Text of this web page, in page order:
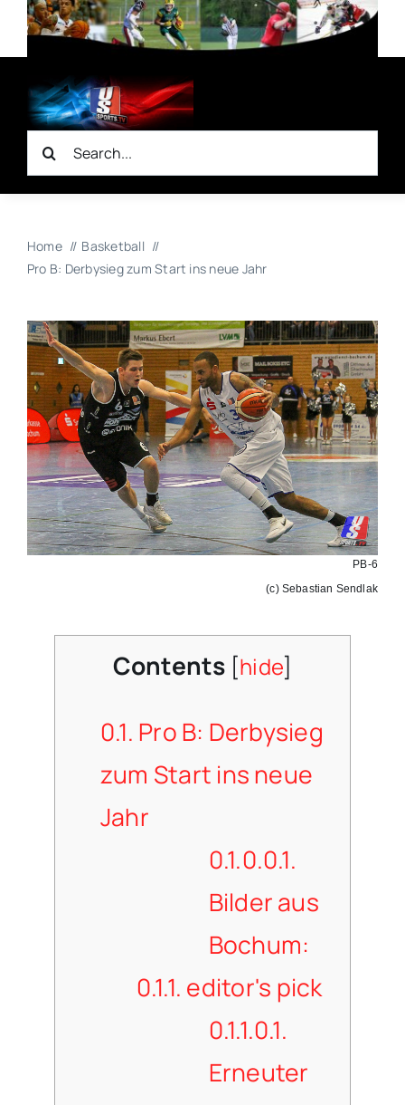
Zum
Inhalt
springen
Suche
nach:
Home
Basketball
Pro B: Derbysieg zum Start ins neue Jahr
PB-6
(c) Sebastian Sendlak
Contents [hide]
0.1. Pro B: Derbysieg
zum Start ins neue
Jahr
0.1.0.0.1.
Bilder aus
Bochum:
0.1.1. editor's pick
0.1.1.0.1.
Erneuter